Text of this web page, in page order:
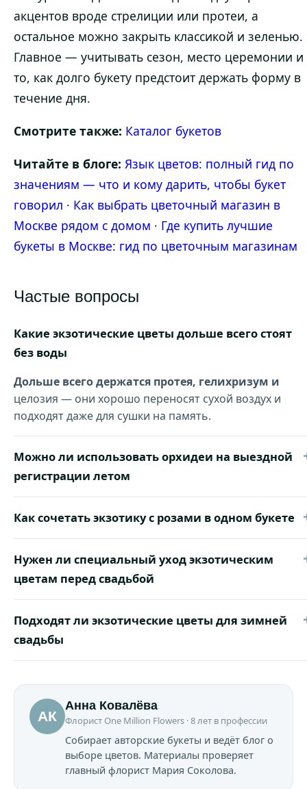
акцентов вроде стрелиции или протеи, а
остальное можно закрыть классикой и зеленью.
Главное — учитывать сезон, место церемонии и
то, как долго букету предстоит держать форму в
течение дня.
Смотрите также: Каталог букетов
Читайте в блоге: Язык цветов: полный гид по
значениям — что и кому дарить, чтобы букет
говорил · Как выбрать цветочный магазин в
Москве рядом с домом · Где купить лучшие
букеты в Москве: гид по цветочным магазинам
Частые вопросы
Какие экзотические цветы дольше всего стоят
без воды
Дольше всего держатся протея, гелихризум и
целозия — они хорошо переносят сухой воздух и
подходят даже для сушки на память.
Можно ли использовать орхидеи на выездной
регистрации летом
Как сочетать экзотику с розами в одном букете
Нужен ли специальный уход экзотическим
цветам перед свадьбой
Подходят ли экзотические цветы для зимней
свадьбы
АК
Анна Ковалёва
Флорист One Million Flowers · 8 лет в профессии
Собирает авторские букеты и ведёт блог о
выборе цветов. Материалы проверяет
главный флорист Мария Соколова.